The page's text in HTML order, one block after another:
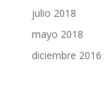
julio 2018
mayo 2018
diciembre 2016